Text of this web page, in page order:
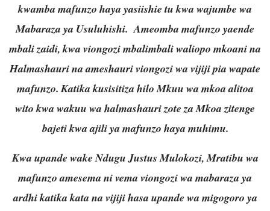
kwamba mafunzo haya yasiishie tu kwa wajumbe wa
Mabaraza ya Usuluhishi. Ameomba mafunzo yaende
mbali zaidi, kwa viongozi mbalimbali waliopo mkoani na
Halmashauri na ameshauri viongozi wa vijiji pia wapate
mafunzo. Katika kusisitiza hilo Mkuu wa mkoa alitoa
wito kwa wakuu wa halmashauri zote za Mkoa zitenge
bajeti kwa ajili ya mafunzo haya muhimu.
Kwa upande wake Ndugu Justus Mulokozi, Mratibu wa
mafunzo amesema ni vema viongozi wa mabaraza ya
ardhi katika kata na vijiji hasa upande wa migogoro ya